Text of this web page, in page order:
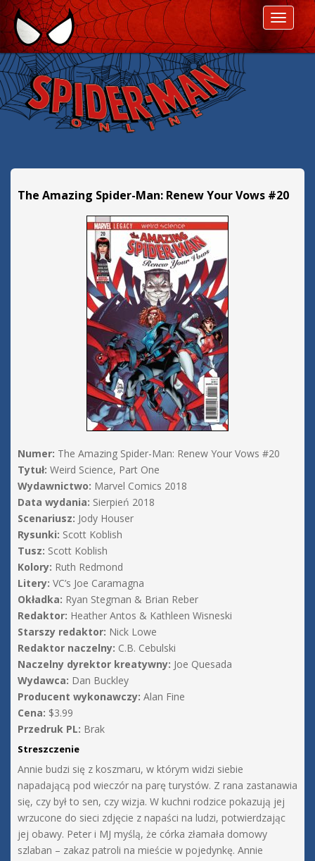
P
e
s
k
o
The Amazing Spider-Man: Renew Your Vows #20
Numer: The Amazing Spider-Man: Renew Your Vows #20
Tytuł: Weird Science, Part One
Wydawnictwo: Marvel Comics 2018
Data wydania: Sierpień 2018
Scenariusz: Jody Houser
Rysunki: Scott Koblish
Tusz: Scott Koblish
Kolory: Ruth Redmond
Litery: VC’s Joe Caramagna
Okładka: Ryan Stegman & Brian Reber
Redaktor: Heather Antos & Kathleen Wisneski
Starszy redaktor: Nick Lowe
Redaktor naczelny: C.B. Cebulski
Naczelny dyrektor kreatywny: Joe Quesada
Wydawca: Dan Buckley
Producent wykonawczy: Alan Fine
Cena: $3.99
Przedruk PL: Brak
Streszczenie
Annie budzi się z koszmaru, w którym widzi siebie
napadającą pod wieczór na parę turystów. Z rana zastanawia
się, czy był to sen, czy wizja. W kuchni rodzice pokazują jej
wrzucone do sieci zdjęcie z napaści na ludzi, potwierdzając
jej obawy. Peter i MJ myślą, że córka złamała domowy
szlaban – zakaz patroli na mieście w pojedynkę. Annie